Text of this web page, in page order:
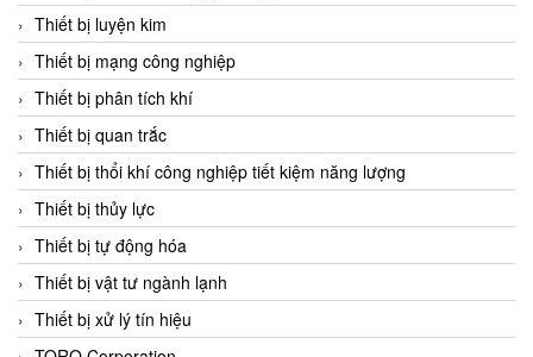
Clark Cooper
CMC Ventilazione
Coax Valves Inc
Codel
Cofimco
Coltraco
Comat Releco
Comax
COMETECH VietNam
Thiết bị luyện kim
Thiết bị mạng công nghiệp
Thiết bị phân tích khí
Thiết bị quan trắc
Thiết bị thổi khí công nghiệp tiết kiệm năng lượng
Thiết bị thủy lực
Thiết bị tự động hóa
Thiết bị vật tư ngành lạnh
Thiết bị xử lý tín hiệu